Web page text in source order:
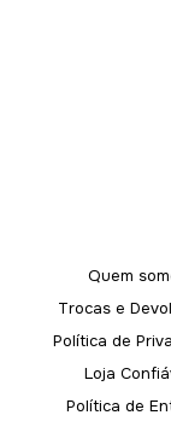
Quem
Trocas e
Política de
Loja
Política de